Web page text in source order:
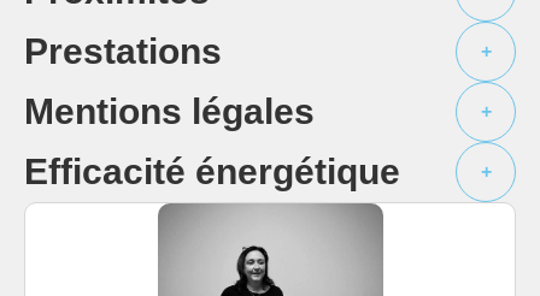
Prestations +
Mentions légales +
Efficacité énergétique +